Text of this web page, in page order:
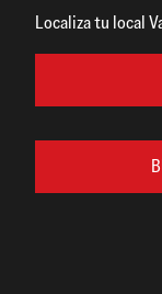
Localiza tu local